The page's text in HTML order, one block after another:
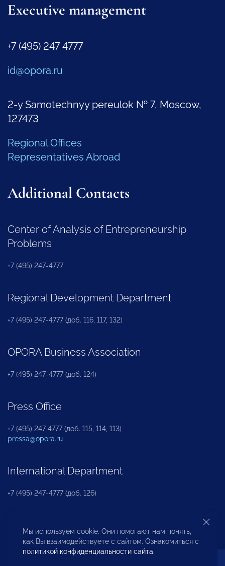
Executive management
+7 (495) 247 4777
id@opora.ru
2-y Samotechnyy pereulok № 7, Moscow,
127473
Regional Offices
Representatives Abroad
Additional Contacts
Center of Analysis of Entrepreneurship
Problems
+7 (495) 247-4777
Regional Development Department
+7 (495) 247-4777 (доб. 116, 117, 132)
OPORA Business Association
+7 (495) 247-4777 (доб. 124)
Press Office
+7 (495) 247 4777 (доб. 115, 114, 113)
pressa@opora.ru
International Department
+7 (495) 247-4777 (доб. 126)
Business and Investment Rights Protection
Department
Мы используем cookie. Они помогают нам понять,
как Вы взаимодействуете с сайтом. Ознакомиться с
политикой конфиденциальности сайта.